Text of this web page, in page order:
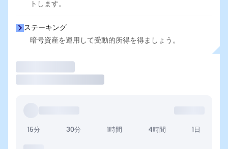
トします。
ステーキング
暗号資産を運用して受動的所得を得ましょう。
15分 30分 1時間 4時間 1日